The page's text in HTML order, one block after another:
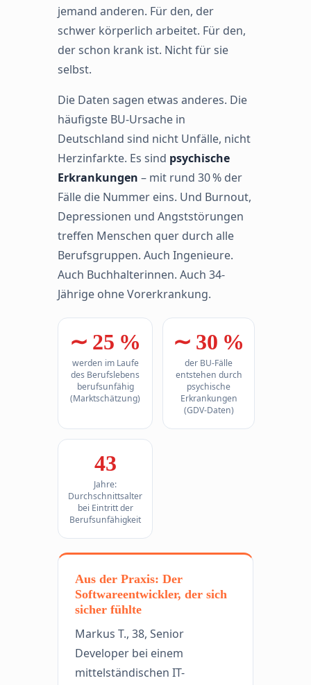
jemand anderen. Für den, der
schwer körperlich arbeitet. Für den,
der schon krank ist. Nicht für sie
selbst.
Die Daten sagen etwas anderes. Die
häufigste BU-Ursache in
Deutschland sind nicht Unfälle, nicht
Herzinfarkte. Es sind psychische
Erkrankungen – mit rund 30 % der
Fälle die Nummer eins. Und Burnout,
Depressionen und Angststörungen
treffen Menschen quer durch alle
Berufsgruppen. Auch Ingenieure.
Auch Buchhalterinnen. Auch 34-
Jährige ohne Vorerkrankung.
∼ 25 %
werden im Laufe
des Berufslebens
berufsunfähig
(Marktschätzung)
∼ 30 %
der BU-Fälle
entstehen durch
psychische
Erkrankungen
(GDV-Daten)
43
Jahre:
Durchschnittsalter
bei Eintritt der
Berufsunfähigkeit
Aus der Praxis: Der
Softwareentwickler, der sich
sicher fühlte
Markus T., 38, Senior
Developer bei einem
mittelständischen IT-